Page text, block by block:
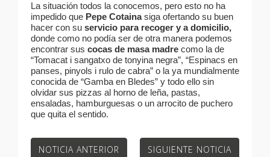
La situación todos la conocemos, pero esto no ha
impedido que Pepe Cotainasiga ofertando su buen
hacer con su servicio para recoger y a domicilio,
donde como no podía ser de otra manera podemos
encontrar sus cocas de masa madre como la de
“Tomacat i sangatxo de tonyina negra”, “Espinacs en
panses, pinyols i rulo de cabra” o la ya mundialmente
conocida de “Gamba en Bledes” y todo ello sin
olvidar sus pizzas al horno de leña, pastas,
ensaladas, hamburguesas o un arrocito de puchero
que quita el sentido.
NOTICIA ANTERIOR SIGUIENTE NOTICIA